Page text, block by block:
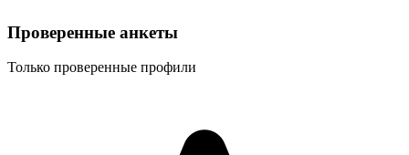
Проверенные анкеты
Только проверенные профили